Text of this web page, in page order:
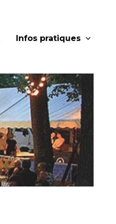
Infos pratiques